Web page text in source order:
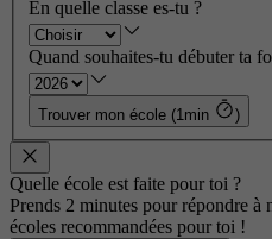
En quelle classe es-tu ?
Quand souhaites-tu débuter ta
Trouver mon école (1min )
Quelle école est faite pour toi ?
Prends 2 minutes pour répondre à
écoles recommandées pour toi !